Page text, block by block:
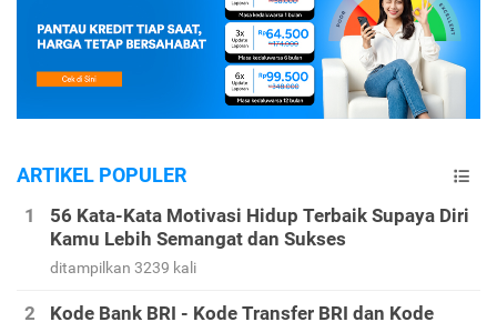
ARTIKEL POPULER
56 Kata-Kata Motivasi Hidup Terbaik Supaya Diri
Kamu Lebih Semangat dan Sukses
ditampilkan 3239 kali
Kode Bank BRI - Kode Transfer BRI dan Kode